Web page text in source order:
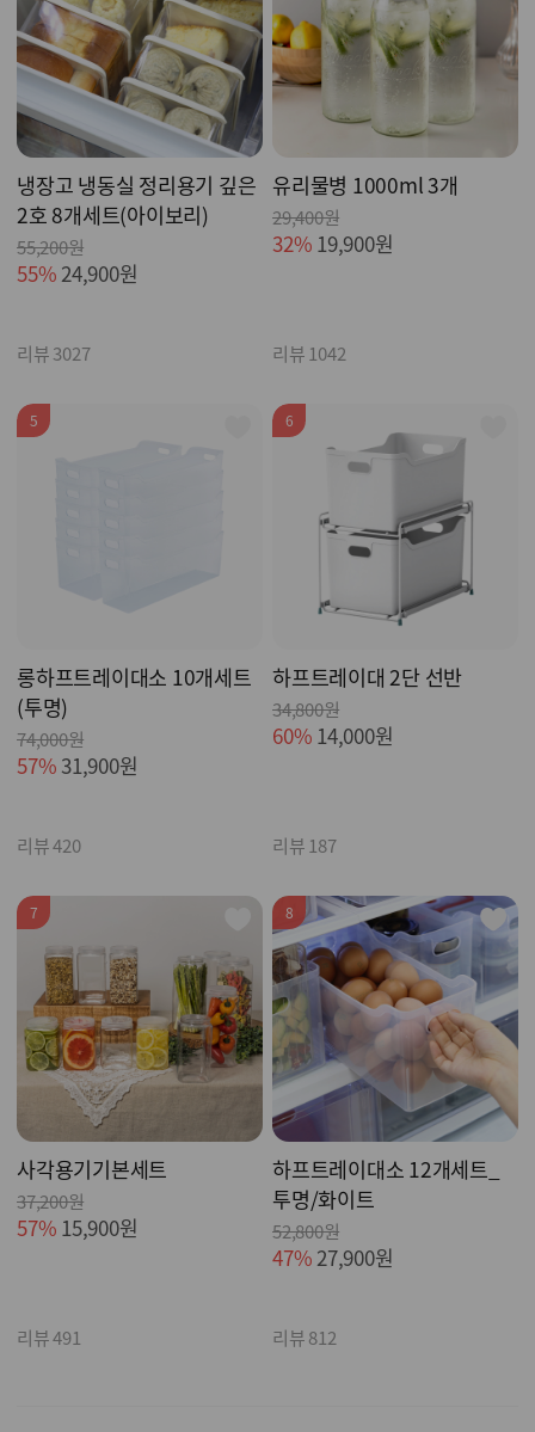
냉장고 냉동실 정리용기 깊은
2호 8개세트(아이보리)
55,200원
55%24,900원
리뷰 3027
유리물병 1000ml 3개
29,400원
32% 19,900원
리뷰 1042
5
롱하프트레이대소 10개세트
(투명)
74,000원
57% 31,900원
리뷰 420
6
하프트레이대 2단 선반
34,800원
60% 14,000원
리뷰 187
7
사각용기기본세트
37,200원
57% 15,900원
리뷰 491
8
하프트레이대소 12개세트_
투명/화이트
52,800원
47%27,900원
리뷰 812